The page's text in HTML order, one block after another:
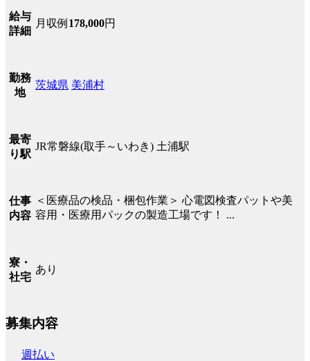
給与
詳細
月収例 178,000円
勤務
地
茨城県 美浦村
最寄
り駅
JR常磐線(取手～いわき) 土浦駅
仕事
内容
＜医療品の検品・梱包作業＞ 心電図検査パットや美
容用・医療用パックの製造工場です！ ...
寮・
社宅
あり
募集内容
週払い